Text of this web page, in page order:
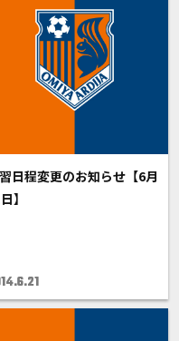
日程変更のお知らせ【6月
】